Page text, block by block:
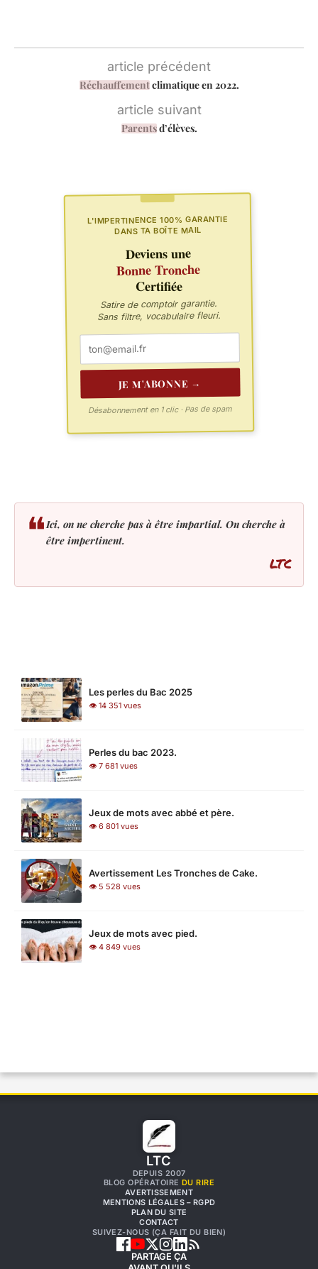
article précédent
Réchauffementclimatique en 2022.
article suivant
Parentsd’élèves.
L'IMPERTINENCE 100% GARANTIE
DANS TA BOÎTE MAIL
Deviens une
Bonne Tronche
Certifiée
Satire de comptoir garantie.
Sans filtre, vocabulaire fleuri.
JE M'ABONNE →
Désabonnement en 1 clic · Pas de spam
❝Ici, on ne cherche pas à être impartial. On cherche à
être impertinent.
LTC
Les perles du Bac 2025
👁 14 351 vues
Perles du bac 2023.
👁 7 681 vues
Jeux de mots avec abbé et père.
👁 6 801 vues
Avertissement Les Tronches de Cake.
👁 5 528 vues
Jeux de mots avec pied.
👁 4 849 vues
LTC
DEPUIS 2007
BLOG OPÉRATOIRE DU RIRE
AVERTISSEMENT
MENTIONS LÉGALES – RGPD
PLAN DU SITE
CONTACT
SUIVEZ-NOUS (ÇA FAIT DU BIEN)
PARTAGE ÇA